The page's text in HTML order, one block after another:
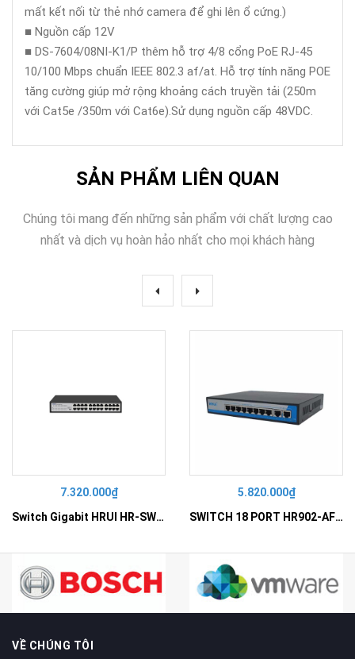
mất kết nối từ thẻ nhớ camera để ghi lên ổ cứng.)
■ Nguồn cấp 12V
■ DS-7604/08NI-K1/P thêm hỗ trợ 4/8 cổng PoE RJ-45
10/100 Mbps chuẩn IEEE 802.3 af/at. Hỗ trợ tính năng POE
tăng cường giúp mở rộng khoảng cách truyền tải (250m
với Cat5e /350m với Cat6e).Sử dụng nguồn cấp 48VDC.
SẢN PHẨM LIÊN QUAN
Chúng tôi mang đến những sản phẩm với chất lượng cao
nhất và dịch vụ hoàn hảo nhất cho mọi khách hàng
7.320.000₫
Switch Gigabit HRUI HR-SWG10240D
5.820.000₫
SWITCH 18 PORT HR902-AF162G-300 – Switch PoE 16 Cổng
VỀ CHÚNG TÔI